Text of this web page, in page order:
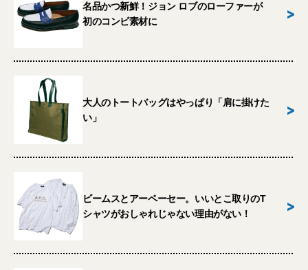
名品かつ新鮮！ジョン ロブのローファーが
初のコンビ素材に
>
大人のトートバッグはやっぱり「肩に掛けた
い」
>
ビームスとアーペーセー。いいとこ取りのT
シャツがおしゃれじゃない理由がない！
>